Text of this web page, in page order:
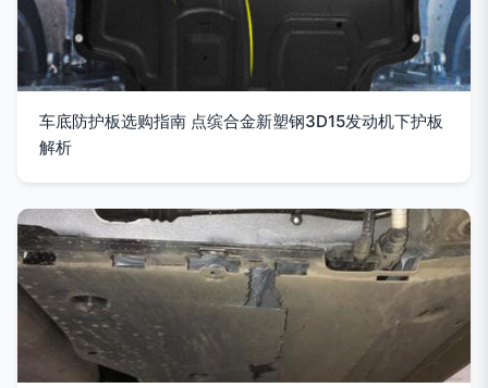
车底防护板选购指南 点缤合金新塑钢3D15发动机下护板
解析